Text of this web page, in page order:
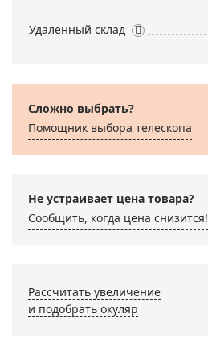
Удаленный склад
Сложно выбрать?
Помощник выбора телескопа
Не устраивает цена товара?
Сообщить, когда цена снизится!
Рассчитать увеличение
и подобрать окуляр